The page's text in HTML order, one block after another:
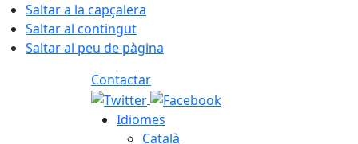
Saltar a la capçalera
Saltar al contingut
Saltar al peu de pàgina
Contactar
Idiomes
Català